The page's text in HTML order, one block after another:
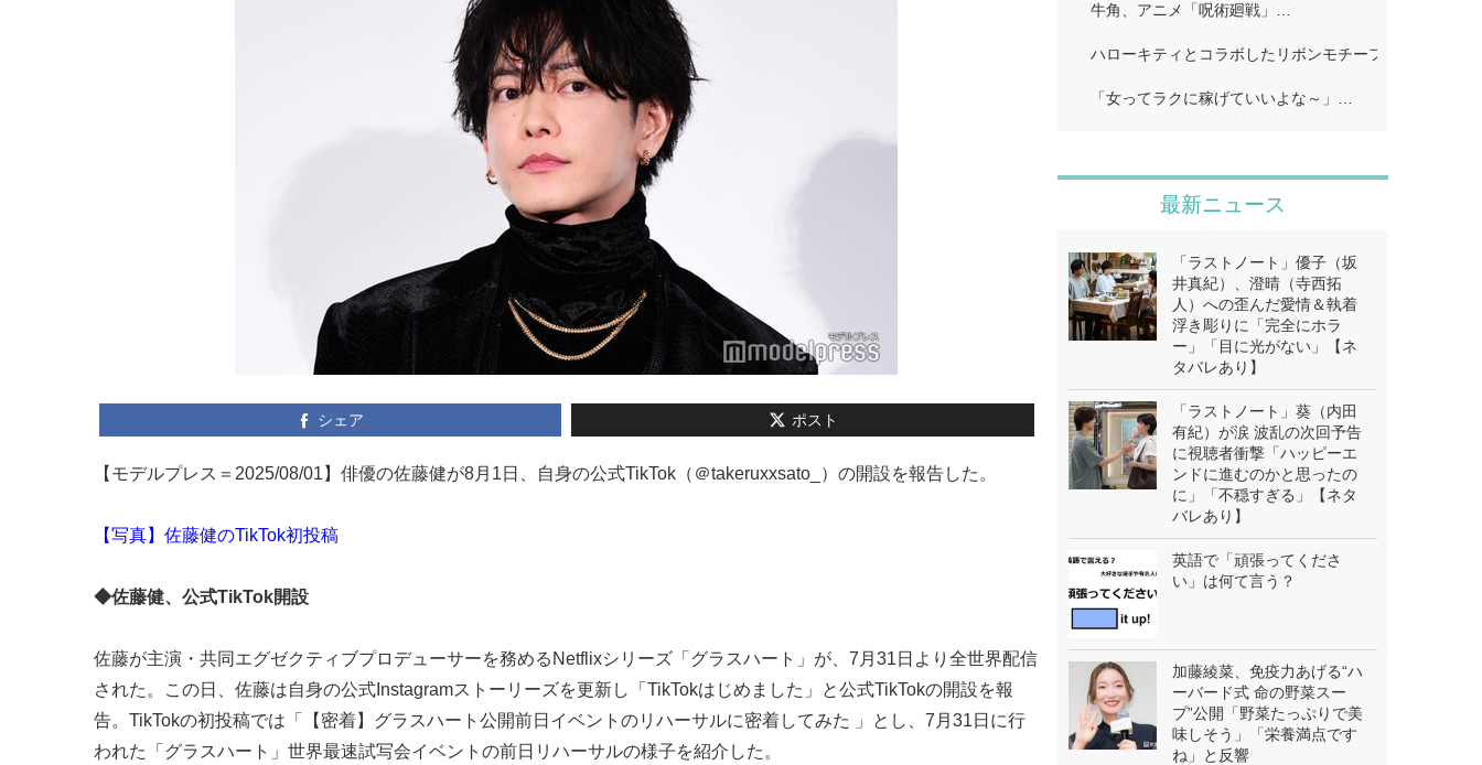
シェア ポスト
【モデルプレス＝2025/08/01】俳優の佐藤健が8月1日、自身の公式TikTok（＠takeruxxsato_）の開設を報告した。
【写真】佐藤健のTikTok初投稿
◆佐藤健、公式TikTok開設
佐藤が主演・共同エグゼクティブプロデューサーを務めるNetflixシリーズ「グラスハート」が、7月31日より全世界配信
された。この日、佐藤は自身の公式Instagramストーリーズを更新し「TikTokはじめました」と公式TikTokの開設を報
告。TikTokの初投稿では「【密着】グラスハート公開前日イベントのリハーサルに密着してみた 」とし、7月31日に行
われた「グラスハート」世界最速試写会イベントの前日リハーサルの様子を紹介した。
牛角、アニメ「呪術廻戦」…
ハローキティとコラボしたリボンモチーフのスイーツ
「女ってラクに稼げていいよな～」…
最新ニュース
「ラストノート」優子（坂
井真紀）、澄晴（寺西拓
人）への歪んだ愛情＆執着
浮き彫りに「完全にホラ
ー」「目に光がない」【ネ
タバレあり】
「ラストノート」葵（内田
有紀）が涙 波乱の次回予告
に視聴者衝撃「ハッピーエ
ンドに進むのかと思ったの
に」「不穏すぎる」【ネタ
バレあり】
英語で「頑張ってくださ
い」は何て言う？
加藤綾菜、免疫力あげる“ハ
ーバード式 命の野菜スー
プ”公開「野菜たっぷりで美
味しそう」「栄養満点です
ね」と反響